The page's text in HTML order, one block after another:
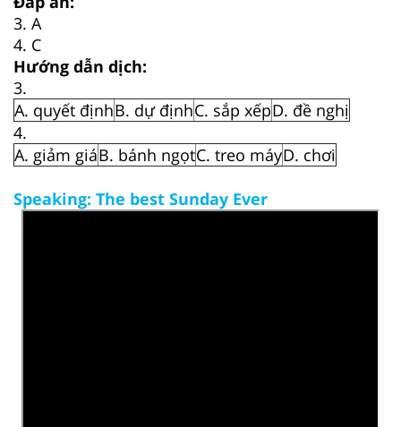
3. A
4. C
Hướng dẫn dịch:
3.
A. quyết địnhB. dự địnhC. sắp xếpD. đề nghị
4.
A. giảm giáB. bánh ngọtC. treo máyD. chơi
Speaking: The best Sunday Ever